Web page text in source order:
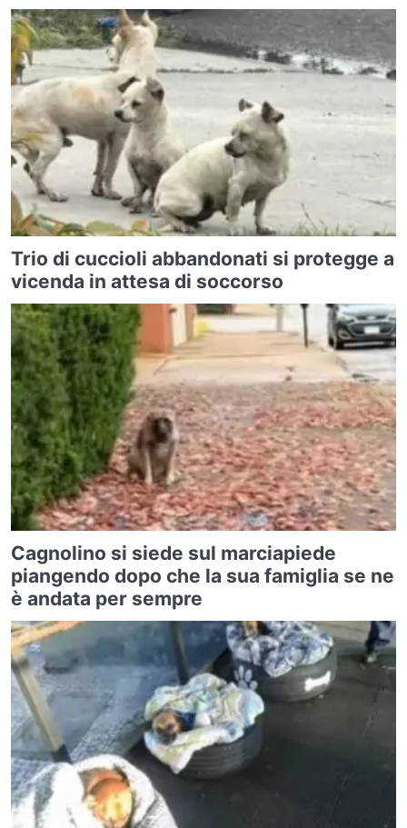
Trio di cuccioli abbandonati si protegge a
vicenda in attesa di soccorso
Cagnolino si siede sul marciapiede
piangendo dopo che la sua famiglia se ne
è andata per sempre